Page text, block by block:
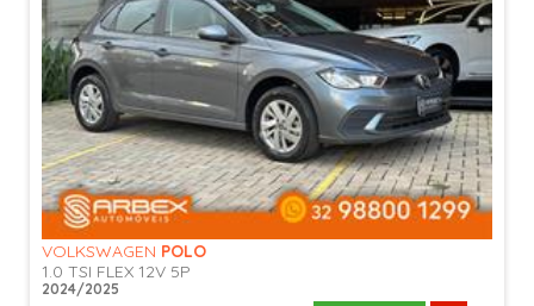
VOLKSWAGEN POLO
1.0 TSI FLEX 12V 5P
2024/2025